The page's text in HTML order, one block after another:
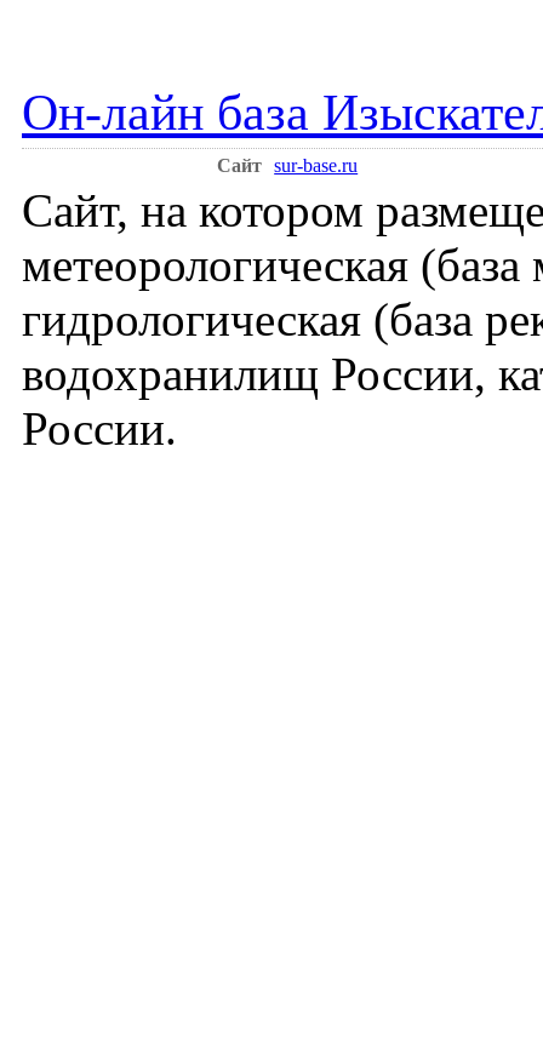
Он-лайн база
Сайт sur-base.ru
Сайт, на котором
метеорологическая
гидрологическая (база
водохранилищ России,
России.